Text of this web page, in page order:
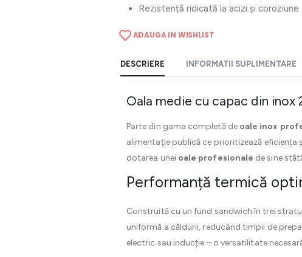
Rezistență ridicată la acizi și coroziune
ADAUGA IN WISHLIST
DESCRIERE INFORMATII SUPLIMENTARE
Oala medie cu capac din
Parte din gama completă de oale inox
alimentație publică ce prioritizează eficiența
dotarea unei oale profesionale de sine
Performanță termică
Construită cu un fund sandwich în trei
uniformă a căldurii, reducând timpii de
electric sau inducție – o versatilitate